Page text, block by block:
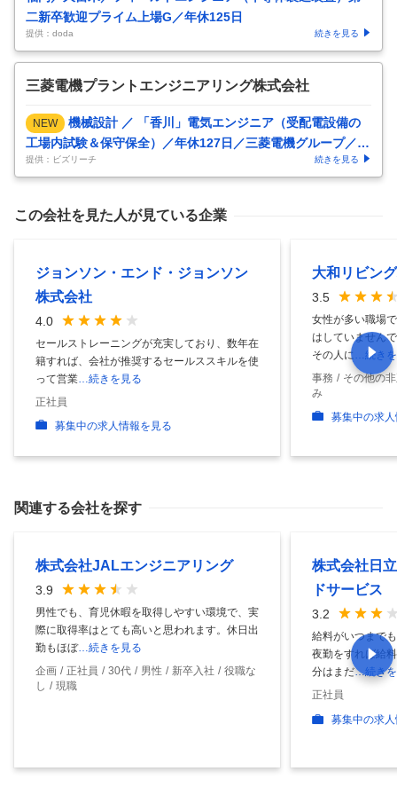
二新卒歓迎プライム上場G／年休125日
提供：doda 続きを見る
三菱電機プラントエンジニアリング株式会社
NEW
機械設計 ／ 「香川」電気エンジニア（受配電設備の
工場内試験＆保守保全）／年休127日／三菱電機グループ／イ
ンフラを支える安定した
提供：ビズリーチ 続きを見る
この会社を見た人が見ている企業
ジョンソン・エンド・ジョンソン
株式会社
4.0
セールストレーニングが充実しており、数年在
籍すれば、会社が推奨するセールススキルを使
って営業…続きを見る
正社員
募集中の求人情報を見る
大和リビン
3.5
女性が多い職場
はしていません
その人に …続き
事務
その他の
み
募集中の求
関連する会社を探す
株式会社JALエンジニアリング
3.9
男性でも、育児休暇を取得しやすい環境で、実
際に取得率はとても高いと思われます。休日出
勤もほぼ…続きを見る
企画
正社員 30代 男性 新卒入社
役職な
し
現職
株式会社日
ドサービス
3.2
給料がいつまで
夜勤をすれば給
分はまだ…続き
正社員
募集中の求